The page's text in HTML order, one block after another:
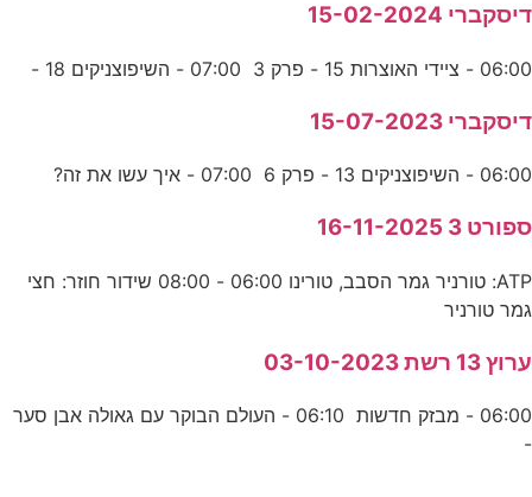
דיסקברי 15-02-2024
06:00 - ציידי האוצרות 15 - פרק 3 07:00 - השיפוצניקים 18 -
דיסקברי 15-07-2023
06:00 - השיפוצניקים 13 - פרק 6 07:00 - איך עשו את זה?
ספורט 3 16-11-2025
ATP: טורניר גמר הסבב, טורינו 06:00 - 08:00 שידור חוזר: חצי
גמר טורניר
ערוץ 13 רשת 03-10-2023
06:00 - מבזק חדשות 06:10 - העולם הבוקר עם גאולה אבן סער
-